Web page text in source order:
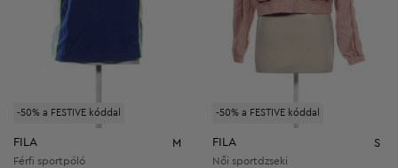
-50% a FESTIVE kóddal
FILA M
Férfi sportpóló
-50% a FESTIVE kóddal
FILA S
Női sportdzseki